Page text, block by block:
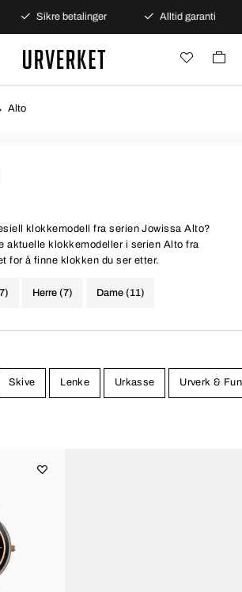
Sikre betalinger Alltid garanti
Alto
klokkemodell fra serien Jowissa Alto?
aktuelle klokkemodeller i serien Alto fra
for å finne klokken du ser etter.
Herre (7) Dame (11)
Skive Lenke Urkasse Urverk &